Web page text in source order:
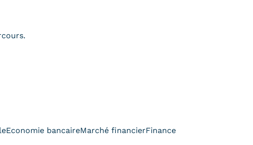
Economie bancaireMarché financierFinance